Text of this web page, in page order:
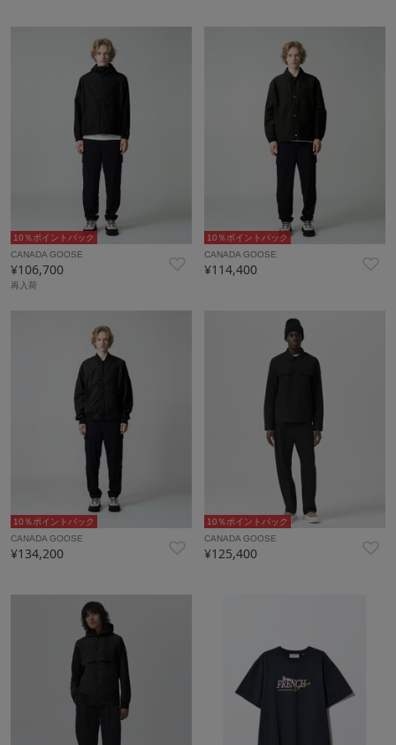
10％ポイントバック
CANADA GOOSE
¥106,700
再入荷
10％ポイントバック
CANADA GOOSE
¥114,400
10％ポイントバック
CANADA GOOSE
¥134,200
10％ポイントバック
CANADA GOOSE
¥125,400